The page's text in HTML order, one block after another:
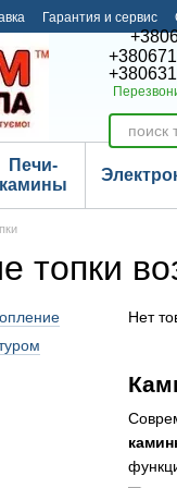
Гарантия и сервис
Печи-
камины
топки
Нет